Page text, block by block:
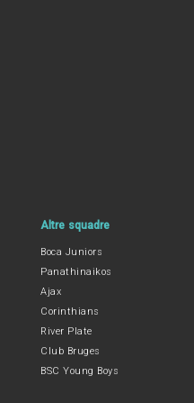
Altre squadre
Boca Juniors
Panathinaikos
Ajax
Corinthians
River Plate
Club Bruges
BSC Young Boys